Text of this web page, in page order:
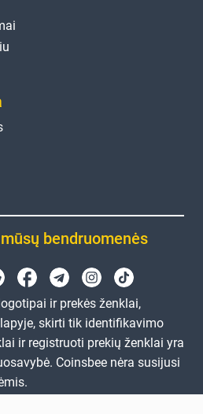
bendruomenės
ir prekės ženklai,
skirti tik identifikavimo
ir registruoti prekių ženklai yra
Coinsbee nėra susijusi